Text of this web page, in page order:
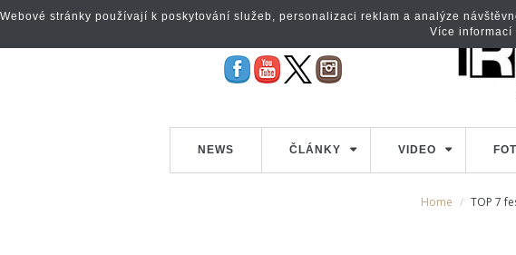
NEWS ČLÁNKY VIDEO
Home TOP 7
Webové stránky používají k poskytování služeb, personalizaci reklam a analýze
Více informací